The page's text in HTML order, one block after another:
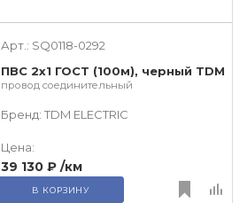
Арт.: SQ0118-0292
ПВС 2х1 ГОСТ (100м), черный TDM
провод соединительный
Бренд: TDM ЕLECTRIC
Цена:
39 130 ₽ /км
В КОРЗИНУ